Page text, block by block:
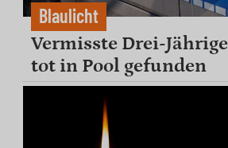
Blaulicht
Vermisste Drei-Jährige
tot in Pool gefunden